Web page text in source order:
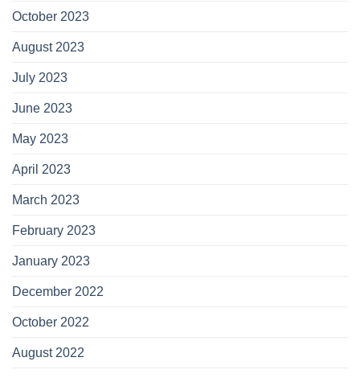
October 2023
August 2023
July 2023
June 2023
May 2023
April 2023
March 2023
February 2023
January 2023
December 2022
October 2022
August 2022